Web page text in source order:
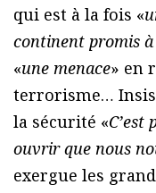
qui est à la fois «
continent promis
«une menace» en
terrorisme…
la sécurité «C’est
ouvrir que nous
exergue les